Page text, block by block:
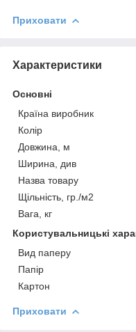
Приховати
Характеристики
Основні
Країна виробник
Колір
Довжина, м
Ширина, див
Назва товару
Щільність, гр./м2
Вага, кг
Користувальницькі
Вид паперу
Папір
Картон
Приховати